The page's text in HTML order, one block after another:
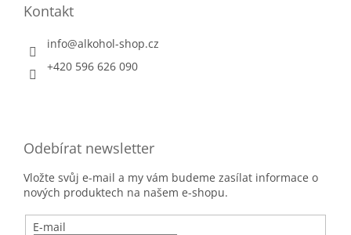
Kontakt
info@alkohol-shop.cz
+420 596 626 090
Odebírat newsletter
Vložte svůj e-mail a my vám budeme zasílat informace o
nových produktech na našem e-shopu.
E-mail